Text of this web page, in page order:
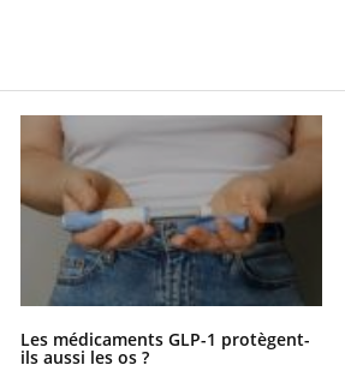
Les médicaments GLP-1 protègent-
ils aussi les os ?